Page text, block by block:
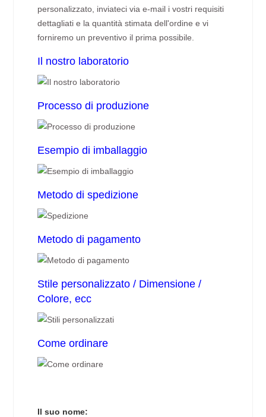
personalizzato, inviateci via e-mail i vostri requisiti
dettagliati e la quantità stimata dell'ordine e vi
forniremo un preventivo il prima possibile.
Il nostro laboratorio
Processo di produzione
Esempio di imballaggio
Metodo di spedizione
Metodo di pagamento
Stile personalizzato / Dimensione /
Colore, ecc
Come ordinare
Il suo nome: